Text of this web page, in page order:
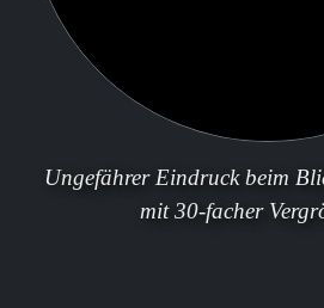
Ungefährer Eindruck beim
mit 30-facher